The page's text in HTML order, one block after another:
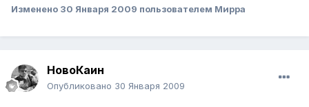
Изменено 30 Января 2009 пользователем Мирра
НовоКаин
Опубликовано 30 Января 2009